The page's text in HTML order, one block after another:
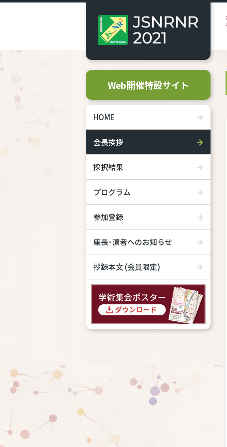
Web開催特設サイト
HOME
会長挨拶
採択結果
プログラム
参加登録
座長･演者へのお知らせ
抄録本文 (会員限定)